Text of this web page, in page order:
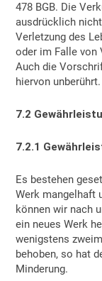
478 BGB. Die
ausdrücklich
Verletzung des
oder im Falle von
Auch die
hiervon unberührt.
7.2
7.2.1
Es bestehen
Werk mangelhaft
können wir nach
ein neues Werk
wenigstens
behoben, so hat
Minderung.